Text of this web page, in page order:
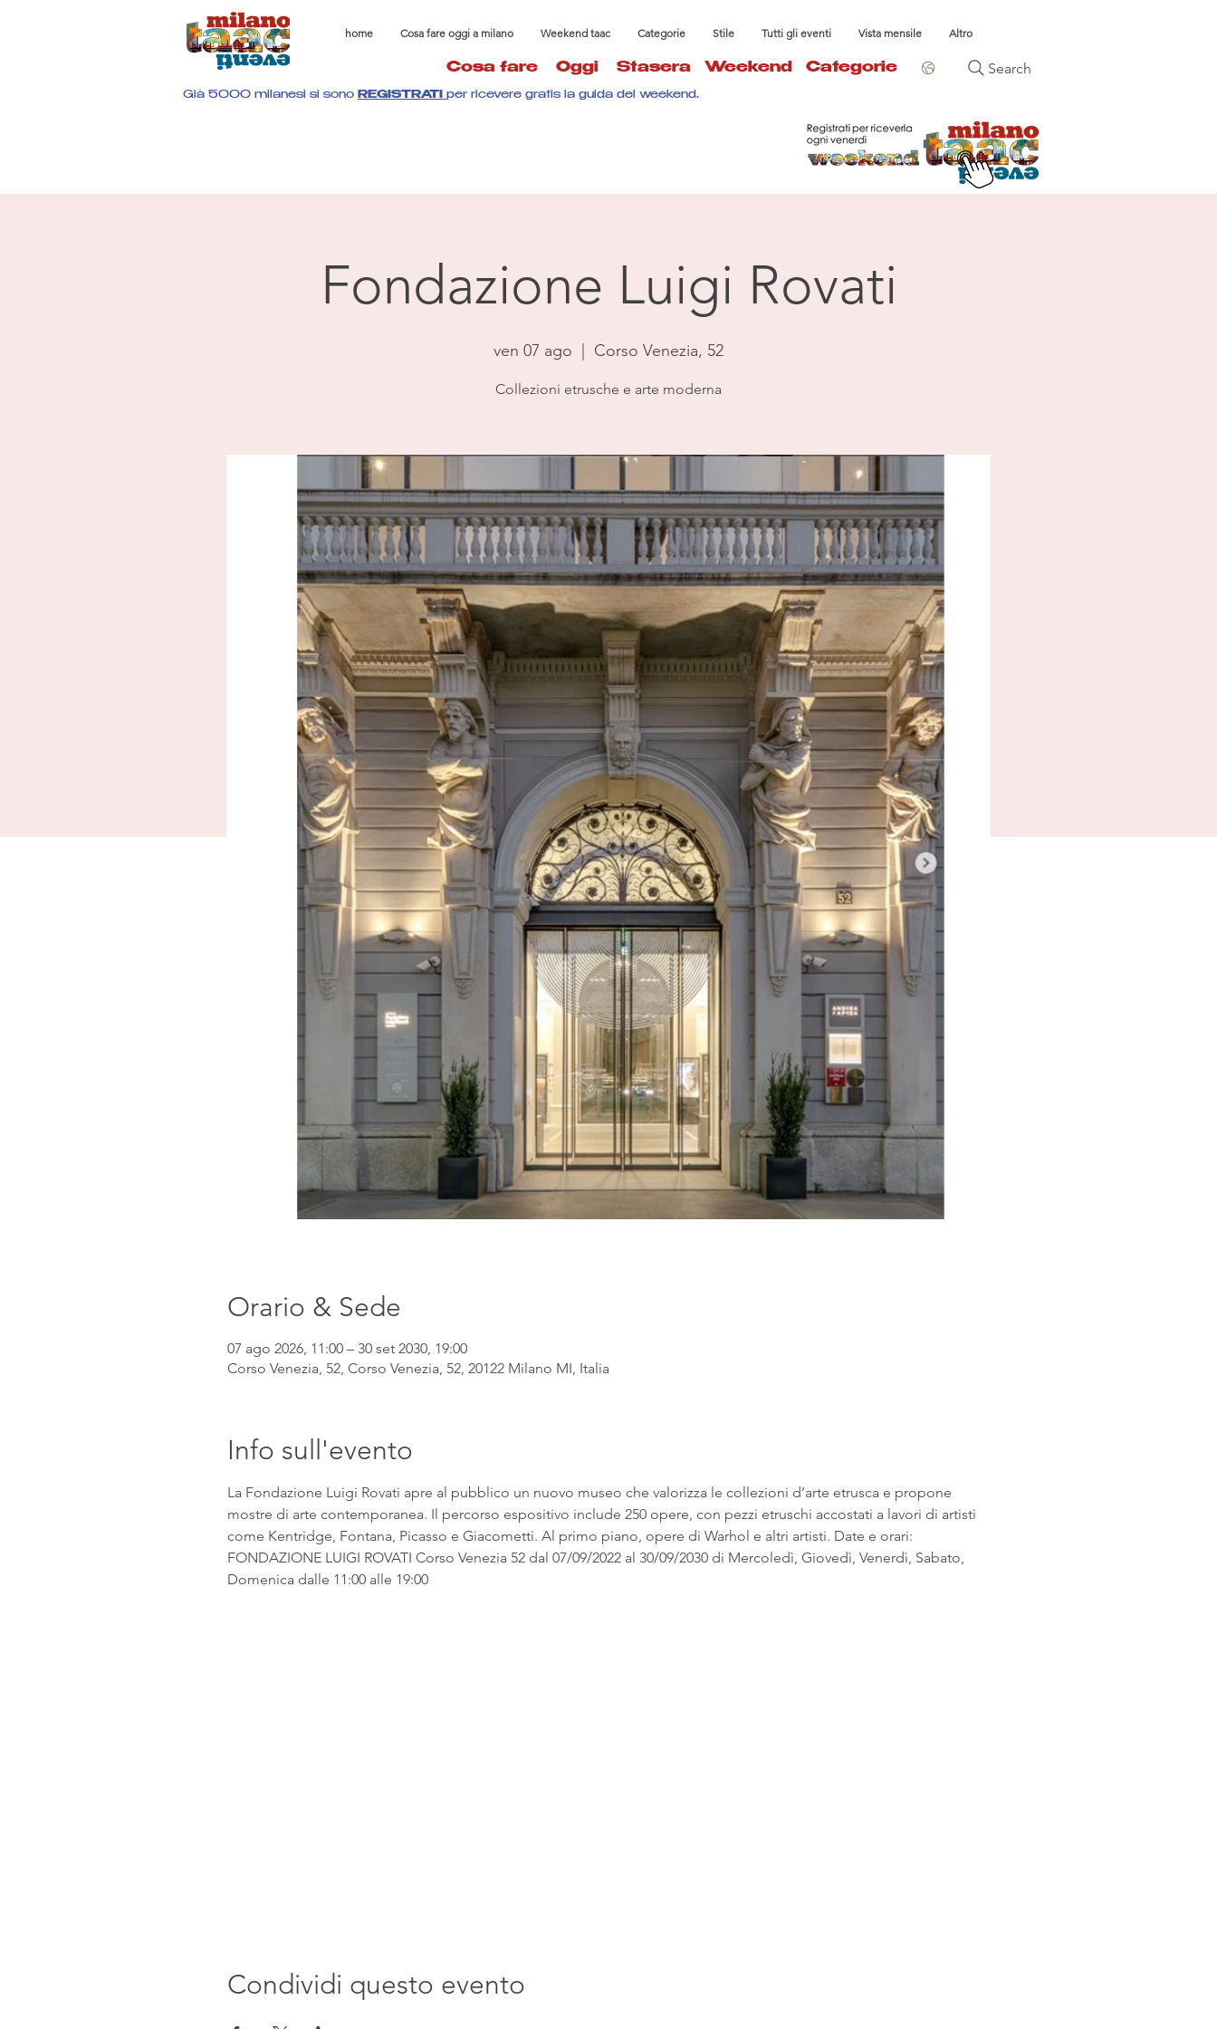
home Cosa fare oggi a milano Weekend taac Categorie Stile Tutti gli eventi Vista mensile Altro
Cosa fare Oggi Stasera Weekend Categorie Search
Già 5000 milanesi si sono REGISTRATI per ricevere gratis la guida del weekend.
Fondazione Luigi Rovati
ven 07 ago Corso Venezia, 52
Collezioni etrusche e arte moderna
Orario & Sede
07 ago 2026, 11:00 – 30 set 2030, 19:00
Corso Venezia, 52, Corso Venezia, 52, 20122 Milano MI, Italia
Info sull'evento
La Fondazione Luigi Rovati apre al pubblico un nuovo museo che valorizza le collezioni d’arte etrusca e propone
mostre di arte contemporanea. Il percorso espositivo include 250 opere, con pezzi etruschi accostati a lavori di artisti
come Kentridge, Fontana, Picasso e Giacometti. Al primo piano, opere di Warhol e altri artisti. Date e orari:
FONDAZIONE LUIGI ROVATI Corso Venezia 52 dal 07/09/2022 al 30/09/2030 di Mercoledì, Giovedì, Venerdì, Sabato,
Domenica dalle 11:00 alle 19:00
Condividi questo evento